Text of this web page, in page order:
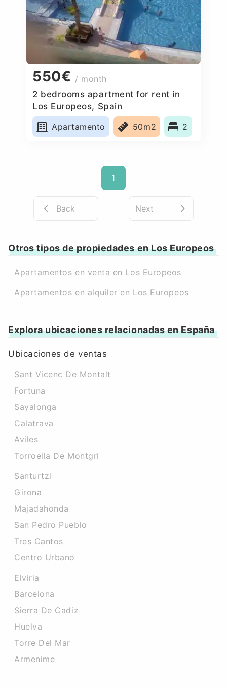
550€ / month
2 bedrooms apartment for rent in
Los Europeos, Spain
Apartamento
50m2 2
1
Back Next
Otros tipos de propiedades en Los Europeos
Apartamentos en venta en Los Europeos
Apartamentos en alquiler en Los Europeos
Explora ubicaciones relacionadas en España
Ubicaciones de ventas
Sant Vicenc De Montalt
Fortuna
Sayalonga
Calatrava
Aviles
Torroella De Montgri
Santurtzi
Girona
Majadahonda
San Pedro Pueblo
Tres Cantos
Centro Urbano
Elviria
Barcelona
Sierra De Cadiz
Huelva
Torre Del Mar
Armenime